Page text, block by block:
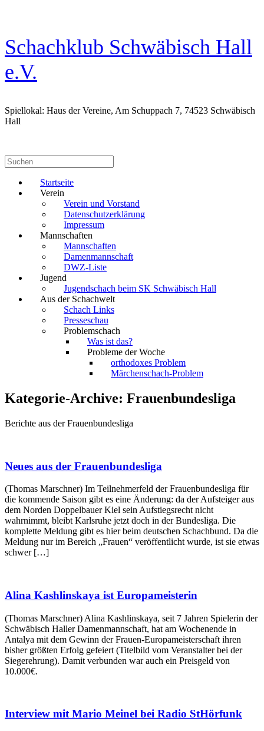
Schachklub Schwäbisch Hall
e.V.
Spiellokal: Haus der Vereine, Am Schuppach 7, 74523 Schwäbisch
Hall
Suchen
nach:
Startseite
Verein
Verein und Vorstand
Datenschutzerklärung
Impressum
Mannschaften
Mannschaften
Damenmannschaft
DWZ-Liste
Jugend
Jugendschach beim SK Schwäbisch Hall
Aus der Schachwelt
Schach Links
Presseschau
Problemschach
Was ist das?
Probleme der Woche
orthodoxes Problem
Märchenschach-Problem
Kategorie-Archive: Frauenbundesliga
Berichte aus der Frauenbundesliga
Neues aus der Frauenbundesliga
(Thomas Marschner) Im Teilnehmerfeld der Frauenbundesliga für
die kommende Saison gibt es eine Änderung: da der Aufsteiger aus
dem Norden Doppelbauer Kiel sein Aufstiegsrecht nicht
wahrnimmt, bleibt Karlsruhe jetzt doch in der Bundesliga. Die
komplette Meldung gibt es hier beim deutschen Schachbund. Da die
Meldung nur im Bereich „Frauen“ veröffentlicht wurde, ist sie etwas
schwer […]
Alina Kashlinskaya ist Europameisterin
(Thomas Marschner) Alina Kashlinskaya, seit 7 Jahren Spielerin der
Schwäbisch Haller Damenmannschaft, hat am Wochenende in
Antalya mit dem Gewinn der Frauen-Europameisterschaft ihren
bisher größten Erfolg gefeiert (Titelbild vom Veranstalter bei der
Siegerehrung). Damit verbunden war auch ein Preisgeld von
10.000€.
Interview mit Mario Meinel bei Radio StHörfunk